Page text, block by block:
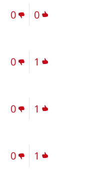
0
0
1
0
1
0
1
0